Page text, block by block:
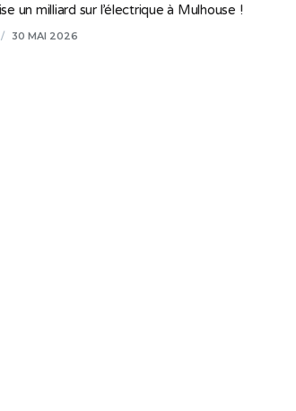
un milliard sur l’électrique à Mulhouse !
/ 30 MAI 2026